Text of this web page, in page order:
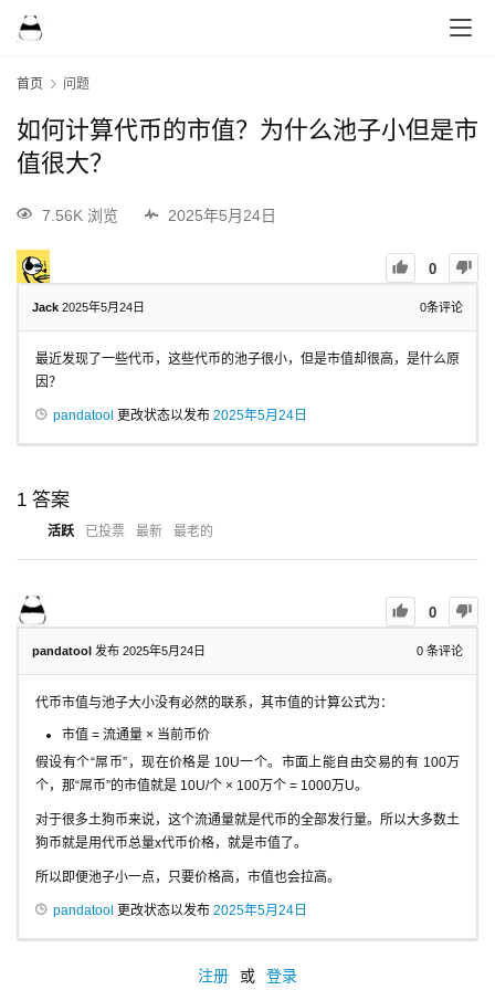
首页 问题
如何计算代币的市值？为什么池子小但是市
值很大？
7.56K 浏览 2025年5月24日
0
Jack 2025年5月24日 0条评论
最近发现了一些代币，这些代币的池子很小，但是市值却很高，是什么原
因？
pandatool 更改状态以发布 2025年5月24日
1 答案
活跃 已投票 最新 最老的
0
pandatool 发布 2025年5月24日 0 条评论
代币市值与池子大小没有必然的联系，其市值的计算公式为：
市值 = 流通量 × 当前币价
假设有个“屌币”，现在价格是 10U一个。市面上能自由交易的有 100万
个，那“屌币”的市值就是 10U/个 × 100万个 = 1000万U。
对于很多土狗币来说，这个流通量就是代币的全部发行量。所以大多数土
狗币就是用代币总量x代币价格，就是市值了。
所以即便池子小一点，只要价格高，市值也会拉高。
pandatool 更改状态以发布 2025年5月24日
注册 或 登录